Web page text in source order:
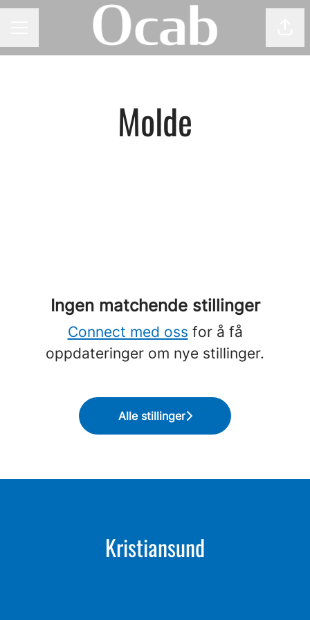
Molde
Ingen matchende stillinger
Connect med oss for å få
oppdateringer om nye stillinger.
Alle stillinger
Kristiansund